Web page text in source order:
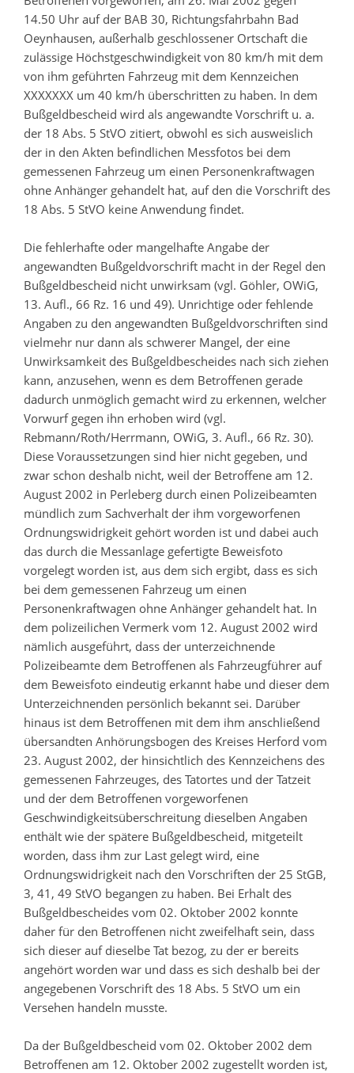
14.50 Uhr auf der BAB 30, Richtungsfahrbahn Bad
Oeynhausen, außerhalb geschlossener Ortschaft die
zulässige Höchstgeschwindigkeit von 80 km/h mit dem
von ihm geführten Fahrzeug mit dem Kennzeichen
XXXXXXX um 40 km/h überschritten zu haben. In dem
Bußgeldbescheid wird als angewandte Vorschrift u. a.
der 18 Abs. 5 StVO zitiert, obwohl es sich ausweislich
der in den Akten befindlichen Messfotos bei dem
gemessenen Fahrzeug um einen Personenkraftwagen
ohne Anhänger gehandelt hat, auf den die Vorschrift des
18 Abs. 5 StVO keine Anwendung findet.
Die fehlerhafte oder mangelhafte Angabe der
angewandten Bußgeldvorschrift macht in der Regel den
Bußgeldbescheid nicht unwirksam (vgl. Göhler, OWiG,
13. Aufl., 66 Rz. 16 und 49). Unrichtige oder fehlende
Angaben zu den angewandten Bußgeldvorschriften sind
vielmehr nur dann als schwerer Mangel, der eine
Unwirksamkeit des Bußgeldbescheides nach sich ziehen
kann, anzusehen, wenn es dem Betroffenen gerade
dadurch unmöglich gemacht wird zu erkennen, welcher
Vorwurf gegen ihn erhoben wird (vgl.
Rebmann/Roth/Herrmann, OWiG, 3. Aufl., 66 Rz. 30).
Diese Voraussetzungen sind hier nicht gegeben, und
zwar schon deshalb nicht, weil der Betroffene am 12.
August 2002 in Perleberg durch einen Polizeibeamten
mündlich zum Sachverhalt der ihm vorgeworfenen
Ordnungswidrigkeit gehört worden ist und dabei auch
das durch die Messanlage gefertigte Beweisfoto
vorgelegt worden ist, aus dem sich ergibt, dass es sich
bei dem gemessenen Fahrzeug um einen
Personenkraftwagen ohne Anhänger gehandelt hat. In
dem polizeilichen Vermerk vom 12. August 2002 wird
nämlich ausgeführt, dass der unterzeichnende
Polizeibeamte dem Betroffenen als Fahrzeugführer auf
dem Beweisfoto eindeutig erkannt habe und dieser dem
Unterzeichnenden persönlich bekannt sei. Darüber
hinaus ist dem Betroffenen mit dem ihm anschließend
übersandten Anhörungsbogen des Kreises Herford vom
23. August 2002, der hinsichtlich des Kennzeichens des
gemessenen Fahrzeuges, des Tatortes und der Tatzeit
und der dem Betroffenen vorgeworfenen
Geschwindigkeitsüberschreitung dieselben Angaben
enthält wie der spätere Bußgeldbescheid, mitgeteilt
worden, dass ihm zur Last gelegt wird, eine
Ordnungswidrigkeit nach den Vorschriften der 25 StGB,
3, 41, 49 StVO begangen zu haben. Bei Erhalt des
Bußgeldbescheides vom 02. Oktober 2002 konnte
daher für den Betroffenen nicht zweifelhaft sein, dass
sich dieser auf dieselbe Tat bezog, zu der er bereits
angehört worden war und dass es sich deshalb bei der
angegebenen Vorschrift des 18 Abs. 5 StVO um ein
Versehen handeln musste.
Da der Bußgeldbescheid vom 02. Oktober 2002 dem
Betroffenen am 12. Oktober 2002 zugestellt worden ist,